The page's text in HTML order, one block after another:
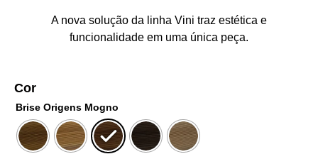
A nova solução da linha Vini traz estética e
funcionalidade em uma única peça.
Cor
Brise Origens Mogno